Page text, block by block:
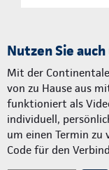
Nutzen Sie
Mit der
von zu Hause aus
funktioniert als
individuell,
um einen Termin zu
Code für den